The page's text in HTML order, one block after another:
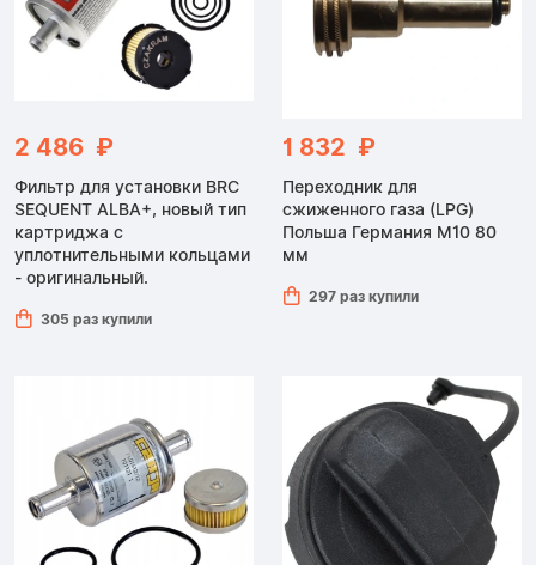
2 486 ₽
Фильтр для установки BRC
SEQUENT ALBA+, новый тип
картриджа с
уплотнительными кольцами
- оригинальный.
305 раз купили
1 832 ₽
Переходник для
сжиженного газа (LPG)
Польша Германия M10 80
мм
297 раз купили